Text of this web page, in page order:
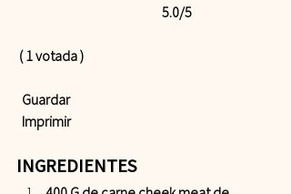
				5.0/5
( 1 votada )
Guardar
Imprimir
INGREDIENTES